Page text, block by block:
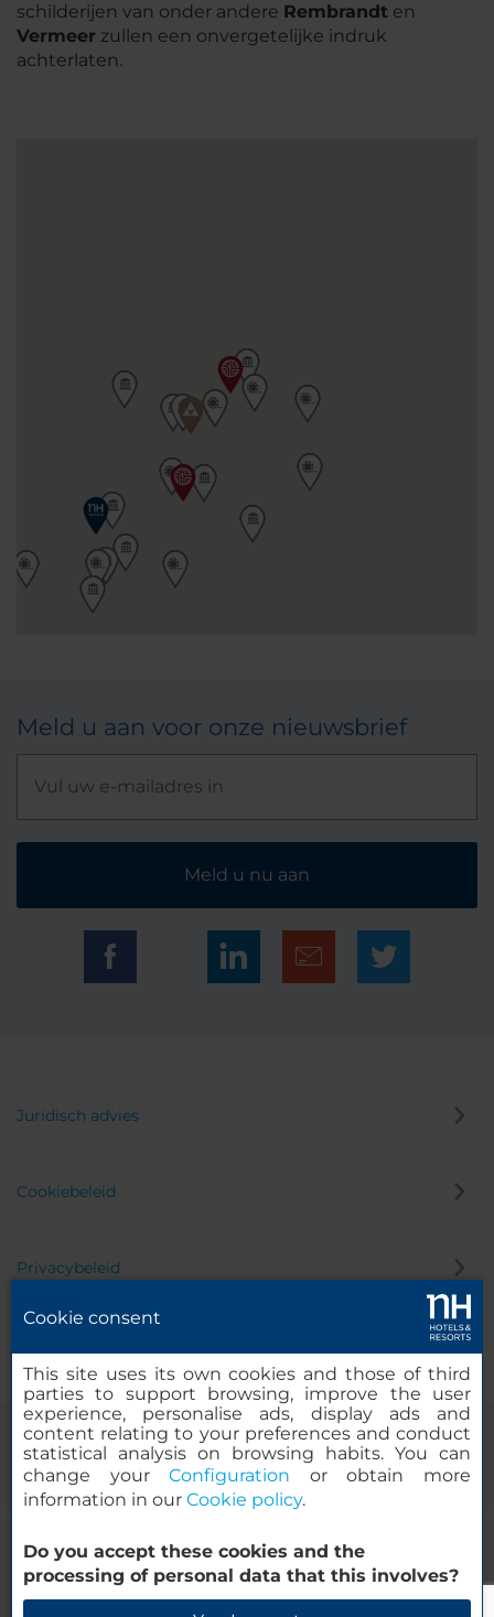
schilderijen van onder andere Rembrandt en
Vermeer zullen een onvergetelijke indruk
achterlaten.
Meld u aan voor onze nieuwsbrief
Meld u nu aan
Juridisch advies
Cookiebeleid
Privacybeleid
© 2000-2026 MINOR HOTELS EUROPE & AMERICAS Santa Engracia
120. 28003 Madrid, Spanje
Cookie consent
This site uses its own cookies and those of third
parties to support browsing, improve the user
experience, personalise ads, display ads and
content relating to your preferences and conduct
statistical analysis on browsing habits. You can
change yourConfiguration or obtain more
information in our Cookie policy.
Do you accept these cookies and the
processing of personal data that this involves?